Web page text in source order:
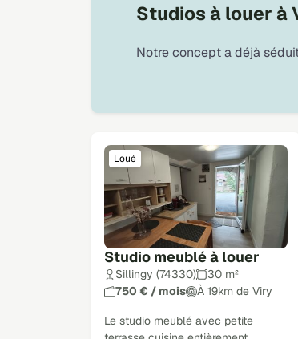
Studio meublé à louer
Loué
Sillingy (74330)
30 m²
750 € / mois
À 19km de Viry
Le studio meublé avec petite
Studios à louer à
Notre concept a déjà